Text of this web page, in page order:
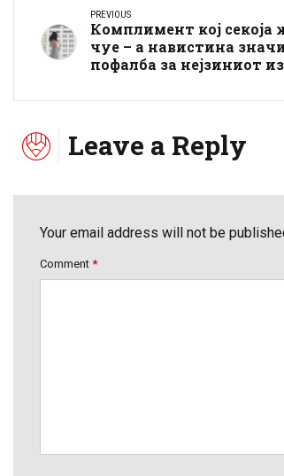
PREVIOUS
Комплимент кој секоја
чуе – а навистина
пофалба за нејзиниот
Leave a Reply
Your email address will not be
Comment *